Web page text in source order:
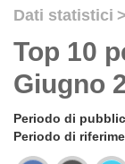
Dati statistici >
Top 10
Giugno
Periodo di
Periodo di